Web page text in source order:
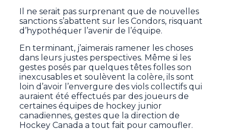
Il ne serait pas surprenant que de nouvelles
sanctions s’abattent sur les Condors, risquant
d’hypothéquer l’avenir de l’équipe.
En terminant, j’aimerais ramener les choses
dans leurs justes perspectives. Même si les
gestes posés par quelques têtes folles son
inexcusables et soulèvent la colère, ils sont
loin d’avoir l’envergure des viols collectifs qui
auraient été effectués par des joueurs de
certaines équipes de hockey junior
canadiennes, gestes que la direction de
Hockey Canada a tout fait pour camoufler.